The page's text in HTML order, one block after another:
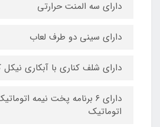
دارای سه المنت حرارتی
دارای سینی دو طرف لعاب
دارای شلف کناری با آبکاری نیکل
دارای ۶ برنامه پخت نیمه
اتوماتیک